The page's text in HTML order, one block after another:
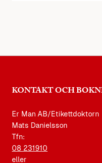
KONTAKT OCH
Er Man AB/Etikettdoktorn
Mats Danielsson
Tfn:
08 231910
eller